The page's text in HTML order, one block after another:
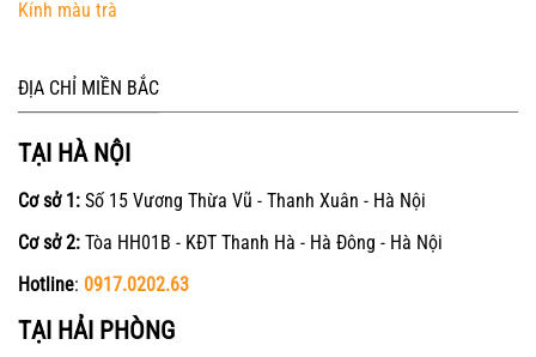
Kính màu trà
ĐỊA CHỈ MIỀN BẮC
TẠI HÀ NỘI
Cơ sở 1: Số 15 Vương Thừa Vũ - Thanh Xuân - Hà Nội
Cơ sở 2: Tòa HH01B - KĐT Thanh Hà - Hà Đông - Hà Nội
Hotline: 0917.0202.63
TẠI HẢI PHÒNG